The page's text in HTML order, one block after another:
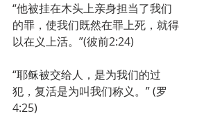
“他被挂在木头上亲身担当了我们
的罪，使我们既然在罪上死，就得
以在义上活。”(彼前2:24)
“耶稣被交给人，是为我们的过
犯，复活是为叫我们称义。” (罗
4:25)